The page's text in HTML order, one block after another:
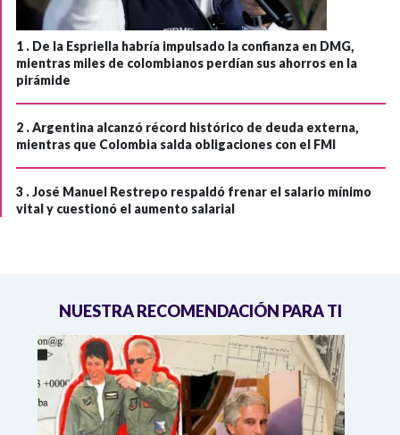
1 . De la Espriella habría impulsado la confianza en DMG,
mientras miles de colombianos perdían sus ahorros en la
pirámide
2 .Argentina alcanzó récord histórico de deuda externa,
mientras que Colombia salda obligaciones con el FMI
3 .José Manuel Restrepo respaldó frenar el salario mínimo
vital y cuestionó el aumento salarial
NUESTRA RECOMENDACIÓN PARA TI